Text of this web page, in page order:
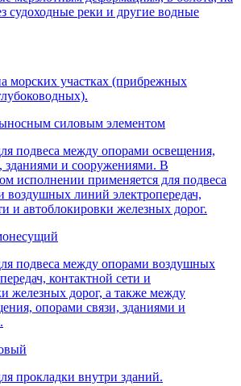
судоходные реки и другие водные
морских участках (прибрежных
силовым элементом
подвеса между опорами освещения,
зданиями и сооружениями. В
исполнении применяется для подвеса
воздушных линий электропередач,
и автоблокировки железных дорог.
подвеса между опорами воздушных
контактной сети и
железных дорог, а также между
опорами связи, зданиями и
прокладки внутри зданий.